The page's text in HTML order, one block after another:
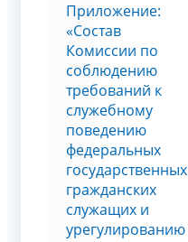
Приложение:
«Состав
Комиссии по
соблюдению
требований к
служебному
поведению
федеральных
государственных
гражданских
служащих и
урегулированию